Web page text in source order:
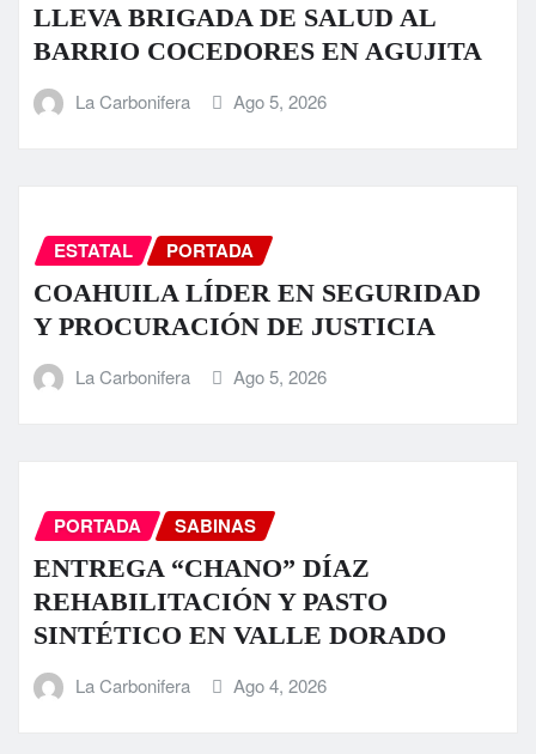
LLEVA BRIGADA DE SALUD AL
BARRIO COCEDORES EN AGUJITA
La Carbonifera Ago 5, 2026
ESTATAL PORTADA
COAHUILA LÍDER EN SEGURIDAD
Y PROCURACIÓN DE JUSTICIA
La Carbonifera Ago 5, 2026
PORTADA SABINAS
ENTREGA “CHANO” DÍAZ
REHABILITACIÓN Y PASTO
SINTÉTICO EN VALLE DORADO
La Carbonifera Ago 4, 2026